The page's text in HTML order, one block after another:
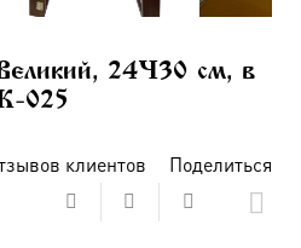
24×30 см, в
025
клиентов Поделиться